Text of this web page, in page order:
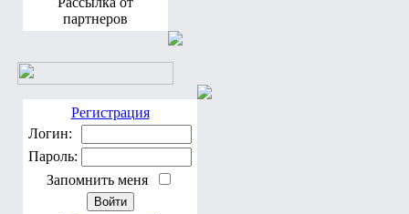
партнеров
Регистрация
Логин:
Пароль:
Запомнить меня